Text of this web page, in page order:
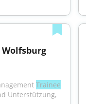
Wolfsburg
Trainee
Unterstützung,